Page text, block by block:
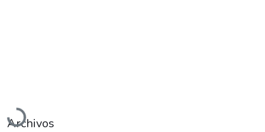
Cargando...
Archivos